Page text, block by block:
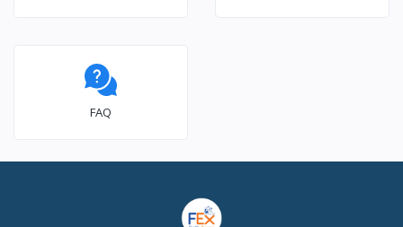
FAQ